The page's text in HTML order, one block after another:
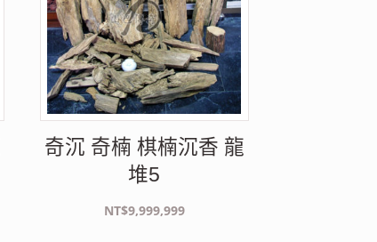
奇沉 奇楠 棋楠沉香 龍
堆5
NT$9,999,999